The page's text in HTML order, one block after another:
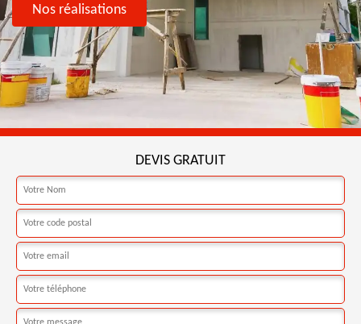
Nos réalisations
DEVIS GRATUIT